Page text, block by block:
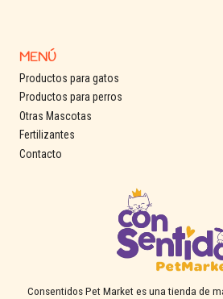
MENÚ
Productos para gatos
Productos para perros
Otras Mascotas
Fertilizantes
Contacto
Consentidos Pet Market es una tienda de